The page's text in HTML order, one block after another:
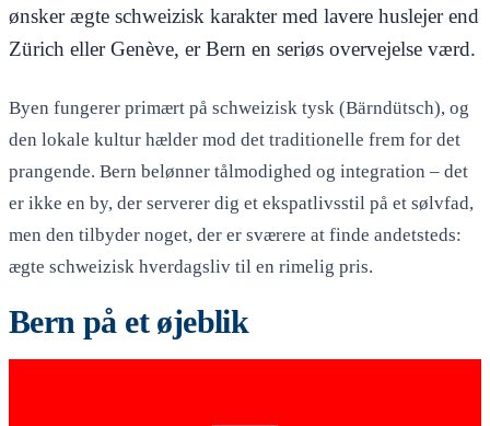
ønsker ægte schweizisk karakter med lavere huslejer end
Zürich eller Genève, er Bern en seriøs overvejelse værd.
Byen fungerer primært på schweizisk tysk (Bärndütsch), og
den lokale kultur hælder mod det traditionelle frem for det
prangende. Bern belønner tålmodighed og integration – det
er ikke en by, der serverer dig et ekspatlivsstil på et sølvfad,
men den tilbyder noget, der er sværere at finde andetsteds:
ægte schweizisk hverdagsliv til en rimelig pris.
Bern på et øjeblik